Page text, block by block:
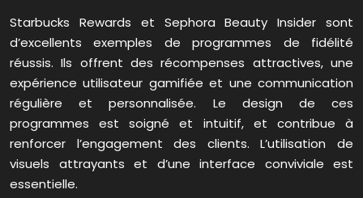
Starbucks Rewards et Sephora Beauty Insider sont
d’excellents exemples de programmes de fidélité
réussis. Ils offrent des récompenses attractives, une
expérience utilisateur gamifiée et une communication
régulière et personnalisée. Le design de ces
programmes est soigné et intuitif, et contribue à
renforcer l’engagement des clients. L’utilisation de
visuels attrayants et d’une interface conviviale est
essentielle.